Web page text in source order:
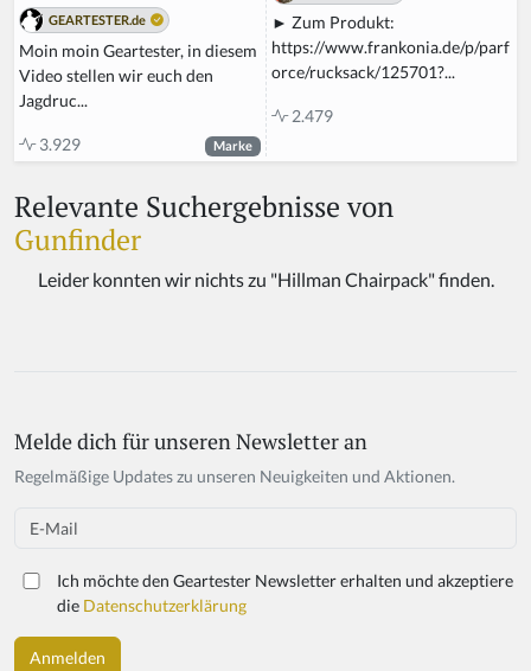
GEARTESTER.de
Moin moin Geartester, in diesem
Video stellen wir euch den
Jagdruc...
3.929 Marke
► Zum Produkt:
https://www.frankonia.de/p/parf
orce/rucksack/125701?...
2.479
Relevante Suchergebnisse von
Gunfinder
Melde dich für unseren Newsletter an
Regelmäßige Updates zu unseren Neuigkeiten und Aktionen.
Email
Ich möchte den Geartester Newsletter erhalten und akzeptiere
die Datenschutzerklärung